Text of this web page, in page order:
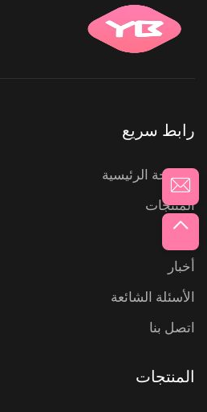
رابط سريع
الصفحة الرئيسية
المنتجات
أخبار
الأسئلة الشائعة
اتصل بنا
المنتجات